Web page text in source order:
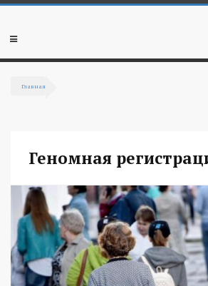
Перейти к основному содержанию
Мобильное
Главная
Геномная